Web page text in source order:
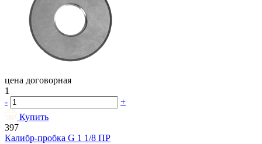
цена договорная
1
-
+
Купить
397
Калибр-пробка G 1 1/8 ПР